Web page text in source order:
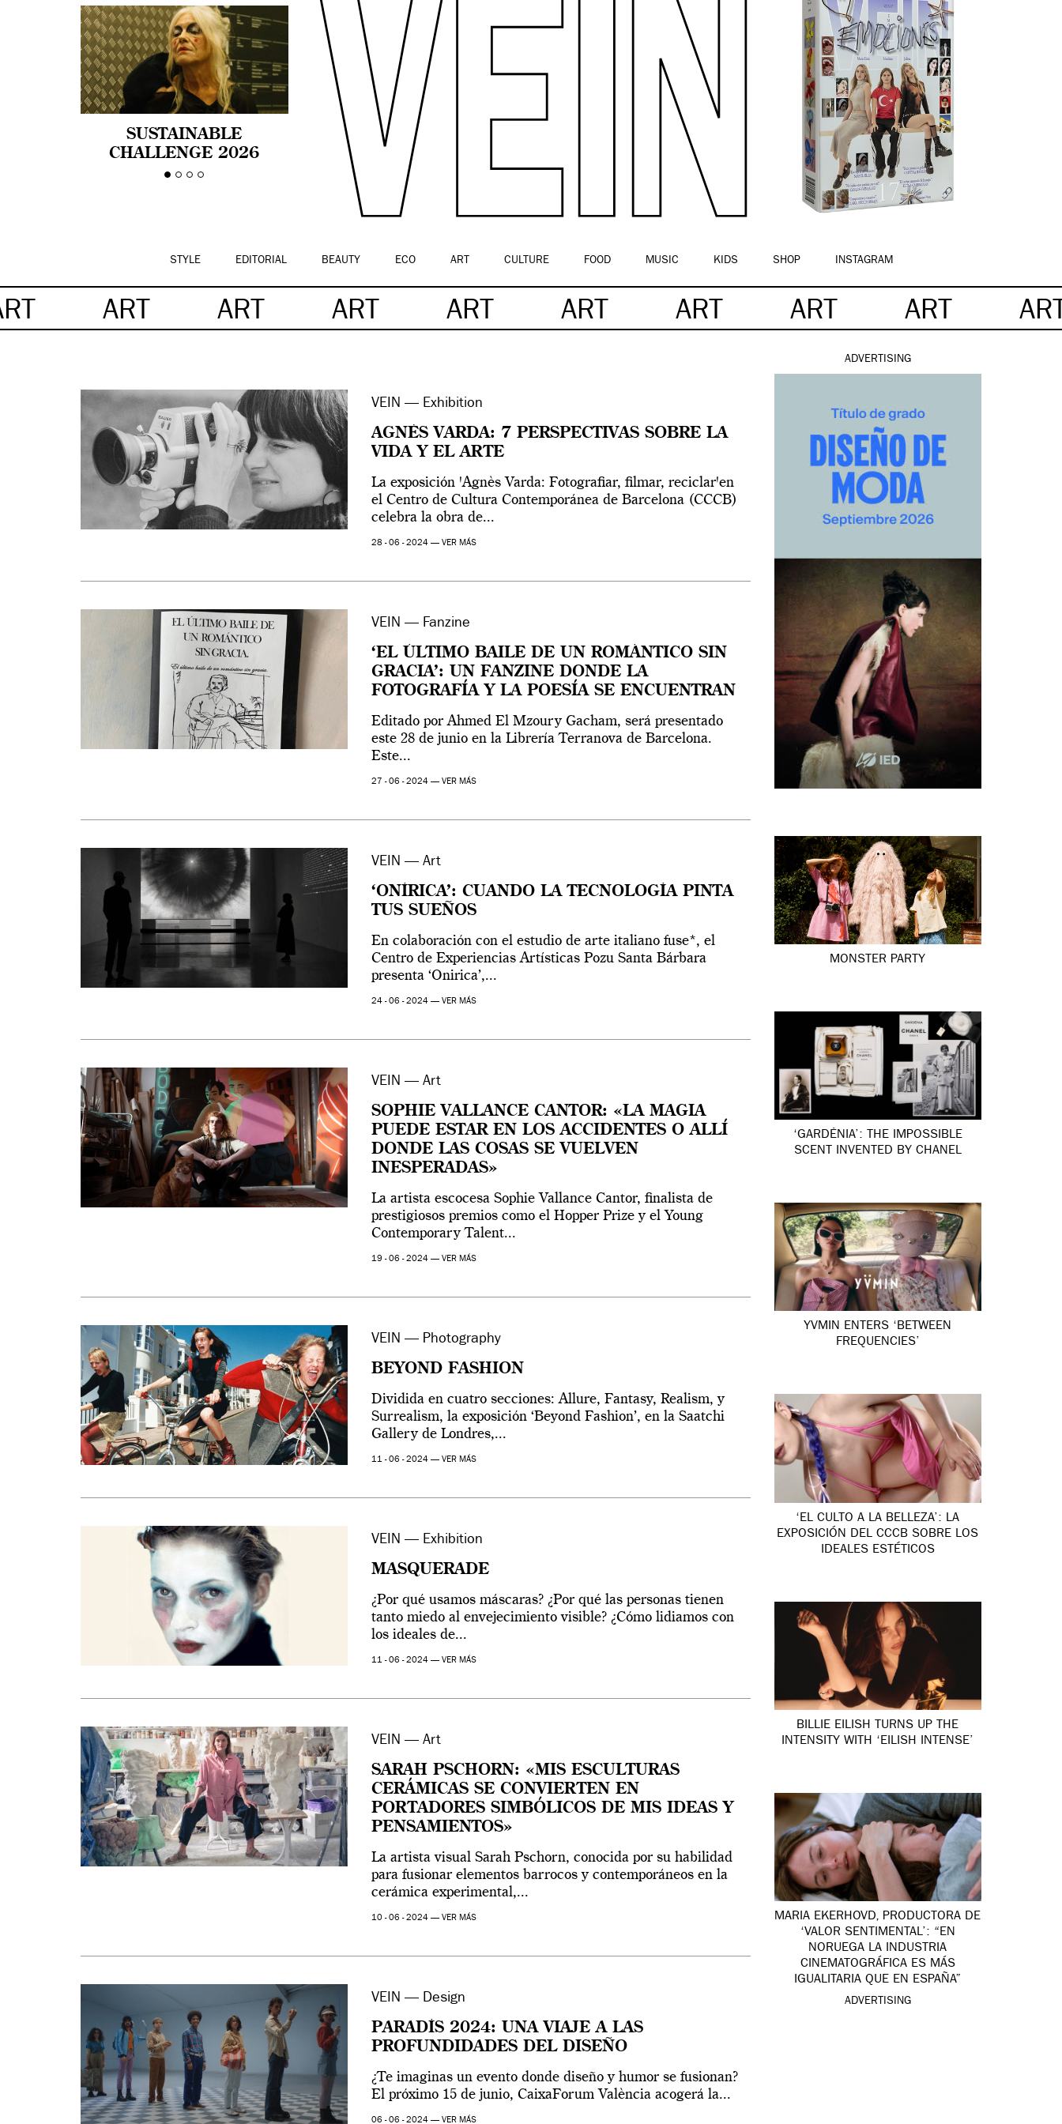
SUSTAINABLE
CHALLENGE 2026
CELEBRA LA
STYLE EDITORIAL BEAUTY ECO ART CULTURE FOOD MUSIC KIDS SHOP INSTAGRAM
ART ART ART ART ART ART ART ART
VEIN — Exhibition
AGNÈS VARDA: 7 PERSPECTIVAS SOBRE LA
VIDA Y EL ARTE
La exposición 'Agnès Varda: Fotografiar, filmar, reciclar'en
el Centro de Cultura Contemporánea de Barcelona (CCCB)
celebra la obra de...
28 - 06 - 2024 —VER MÁS
VEIN — Fanzine
‘EL ÚLTIMO BAILE DE UN ROMÁNTICO SIN
GRACIA’: UN FANZINE DONDE LA
FOTOGRAFÍA Y LA POESÍA SE ENCUENTRAN
Editado por Ahmed El Mzoury Gacham, será presentado
este 28 de junio en la Librería Terranova de Barcelona.
Este...
27 - 06 - 2024 —VER MÁS
VEIN — Art
‘ONÍRICA’: CUANDO LA TECNOLOGÍA PINTA
TUS SUEÑOS
En colaboración con el estudio de arte italiano fuse*, el
Centro de Experiencias Artísticas Pozu Santa Bárbara
presenta ‘Onirica’,...
24 - 06 - 2024 —VER MÁS
VEIN — Art
SOPHIE VALLANCE CANTOR: «LA MAGIA
PUEDE ESTAR EN LOS ACCIDENTES O ALLÍ
DONDE LAS COSAS SE VUELVEN
INESPERADAS»
La artista escocesa Sophie Vallance Cantor, finalista de
prestigiosos premios como el Hopper Prize y el Young
Contemporary Talent...
19 - 06 - 2024 —VER MÁS
VEIN — Photography
BEYOND FASHION
Dividida en cuatro secciones: Allure, Fantasy, Realism, y
Surrealism, la exposición ‘Beyond Fashion’, en la Saatchi
Gallery de Londres,...
11 - 06 - 2024 —VER MÁS
VEIN — Exhibition
MASQUERADE
¿Por qué usamos máscaras? ¿Por qué las personas tienen
tanto miedo al envejecimiento visible? ¿Cómo lidiamos con
los ideales de...
11 - 06 - 2024 —VER MÁS
VEIN — Art
SARAH PSCHORN: «MIS ESCULTURAS
CERÁMICAS SE CONVIERTEN EN
PORTADORES SIMBÓLICOS DE MIS IDEAS Y
PENSAMIENTOS»
La artista visual Sarah Pschorn, conocida por su habilidad
para fusionar elementos barrocos y contemporáneos en la
cerámica experimental,...
10 - 06 - 2024 —VER MÁS
VEIN — Design
PARADÍS 2024: UNA VIAJE A LAS
PROFUNDIDADES DEL DISEÑO
¿Te imaginas un evento donde diseño y humor se fusionan?
El próximo 15 de junio, CaixaForum València acogerá la...
06 - 06 - 2024 —VER MÁS
ADVERTISING
MONSTER PARTY
‘GARDÉNIA’: THE IMPOSSIBLE
SCENT INVENTED BY CHANEL
YVMIN ENTERS ‘BETWEEN
FREQUENCIES’
‘EL CULTO A LA BELLEZA’: LA
EXPOSICIÓN DEL CCCB SOBRE LOS
IDEALES ESTÉTICOS
BILLIE EILISH TURNS UP THE
INTENSITY WITH ‘EILISH INTENSE’
MARIA EKERHOVD, PRODUCTORA DE
‘VALOR SENTIMENTAL’: “EN
NORUEGA LA INDUSTRIA
CINEMATOGRÁFICA ES MÁS
IGUALITARIA QUE EN ESPAÑA”
ADVERTISING